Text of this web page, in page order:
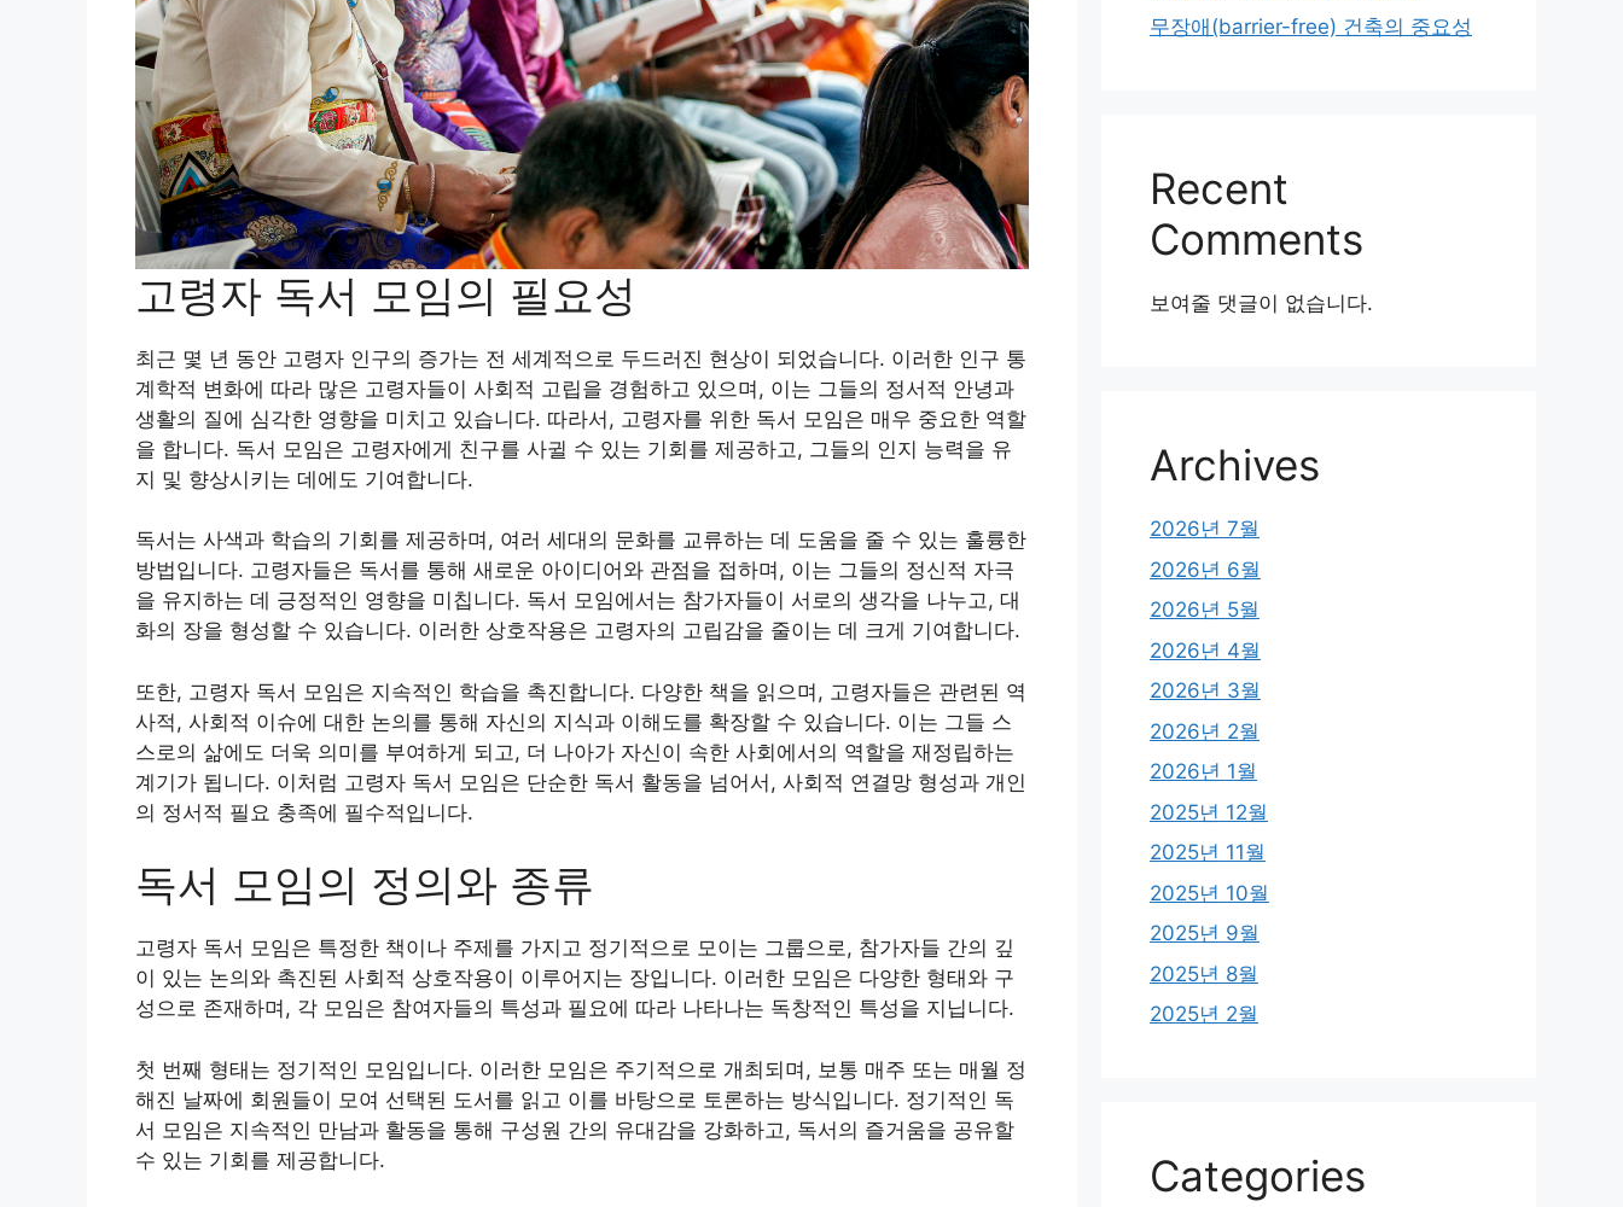
고령자 독서 모임의 필요성
최근 몇 년 동안 고령자 인구의 증가는 전 세계적으로 두드러진 현상이 되었습니다. 이러한 인구 통
계학적 변화에 따라 많은 고령자들이 사회적 고립을 경험하고 있으며, 이는 그들의 정서적 안녕과
생활의 질에 심각한 영향을 미치고 있습니다. 따라서, 고령자를 위한 독서 모임은 매우 중요한 역할
을 합니다. 독서 모임은 고령자에게 친구를 사귈 수 있는 기회를 제공하고, 그들의 인지 능력을 유
지 및 향상시키는 데에도 기여합니다.
독서는 사색과 학습의 기회를 제공하며, 여러 세대의 문화를 교류하는 데 도움을 줄 수 있는 훌륭한
방법입니다. 고령자들은 독서를 통해 새로운 아이디어와 관점을 접하며, 이는 그들의 정신적 자극
을 유지하는 데 긍정적인 영향을 미칩니다. 독서 모임에서는 참가자들이 서로의 생각을 나누고, 대
화의 장을 형성할 수 있습니다. 이러한 상호작용은 고령자의 고립감을 줄이는 데 크게 기여합니다.
또한, 고령자 독서 모임은 지속적인 학습을 촉진합니다. 다양한 책을 읽으며, 고령자들은 관련된 역
사적, 사회적 이슈에 대한 논의를 통해 자신의 지식과 이해도를 확장할 수 있습니다. 이는 그들 스
스로의 삶에도 더욱 의미를 부여하게 되고, 더 나아가 자신이 속한 사회에서의 역할을 재정립하는
계기가 됩니다. 이처럼 고령자 독서 모임은 단순한 독서 활동을 넘어서, 사회적 연결망 형성과 개인
의 정서적 필요 충족에 필수적입니다.
독서 모임의 정의와 종류
고령자 독서 모임은 특정한 책이나 주제를 가지고 정기적으로 모이는 그룹으로, 참가자들 간의 깊
이 있는 논의와 촉진된 사회적 상호작용이 이루어지는 장입니다. 이러한 모임은 다양한 형태와 구
성으로 존재하며, 각 모임은 참여자들의 특성과 필요에 따라 나타나는 독창적인 특성을 지닙니다.
첫 번째 형태는 정기적인 모임입니다. 이러한 모임은 주기적으로 개최되며, 보통 매주 또는 매월 정
해진 날짜에 회원들이 모여 선택된 도서를 읽고 이를 바탕으로 토론하는 방식입니다. 정기적인 독
서 모임은 지속적인 만남과 활동을 통해 구성원 간의 유대감을 강화하고, 독서의 즐거움을 공유할
수 있는 기회를 제공합니다.
무장애(barrier-free) 건축의 중요성
Recent
Comments
보여줄 댓글이 없습니다.
Archives
2026년 7월
2026년 6월
2026년 5월
2026년 4월
2026년 3월
2026년 2월
2026년 1월
2025년 12월
2025년 11월
2025년 10월
2025년 9월
2025년 8월
2025년 2월
Categories